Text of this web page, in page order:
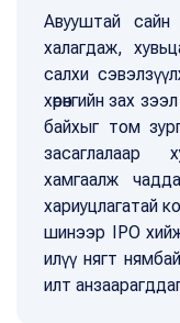
Авууштай сайн
халагдаж,
салхи
хөрөнгийн зах
байхыг том
засаглалаар
хамгаалж
хариуцлагатай
шинээр IPO
илүү нягт
илт